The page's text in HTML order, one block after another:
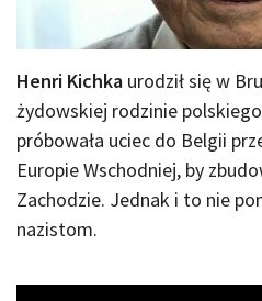
Henri Kichka urodził się w
żydowskiej rodzinie
próbowała uciec do Belgii
Europie Wschodniej, by
Zachodzie. Jednak i to nie
nazistom.